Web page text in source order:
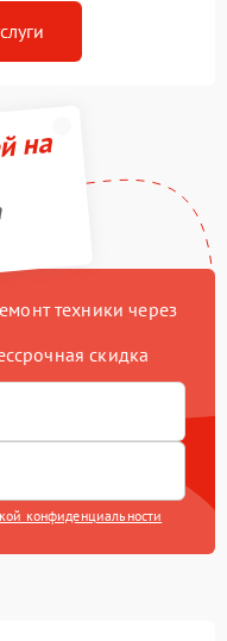
на
техники через
скидка
конфиденциальности